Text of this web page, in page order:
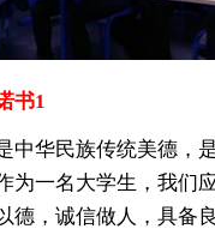
书1
华民族传统美德，
为一名大学生，我们
德，诚信做人，具备